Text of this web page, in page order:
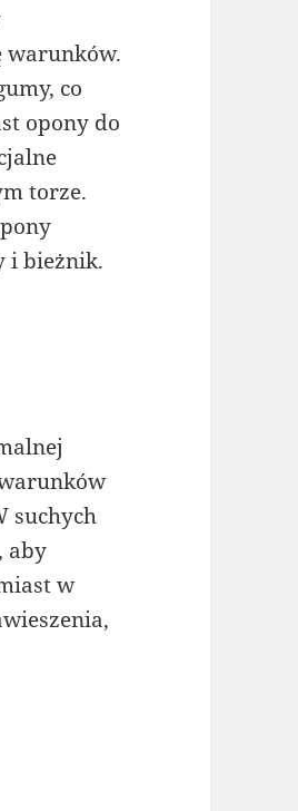
warunków.
co
opony do
torze.
i bieżnik.
suchych
aby
w